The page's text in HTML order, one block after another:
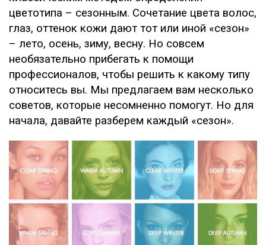
цветотипа – сезонным. Сочетание цвета волос,
глаз, оттенок кожи дают тот или иной «сезон»
– лето, осень, зиму, весну. Но совсем
необязательно прибегать к помощи
профессионалов, чтобы решить к какому типу
относитесь вы. Мы предлагаем вам несколько
советов, которые несомненно помогут. Но для
начала, давайте разберем каждый «сезон».